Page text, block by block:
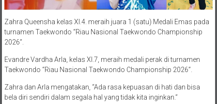
Zahra Queensha kelas XI.4. meraih juara 1 (satu) Medali Emas pada
turnamen Taekwondo “Riau Nasional Taekwondo Championship
2026”.
Evandre Vardha Arla, kelas XI.7, meraih medali perak di turnamen
Taekwondo “Riau Nasional Taekwondo Championship 2026”.
Zahra dan Arla mengatakan, “Ada rasa kepuasan di hati dan bisa
bela diri sendiri dalam segala hal yang tidak kita inginkan.”